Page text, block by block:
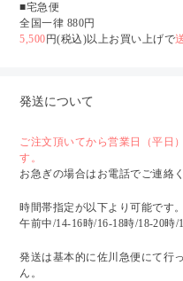
■宅急便
全国一律 880円
5,500 円(税込)以上お買い上げで
発送について
ご注文頂いてから営業日（平日
す。
お急ぎの場合はお電話でご連絡
時間帯指定が以下より可能です。
午前中/14-16時/16-18時/18-20時/
発送は基本的に佐川急便にて行
ん。